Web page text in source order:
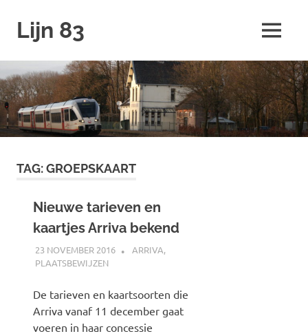
naar
inhoud
Lijn 83 MENU
TAG:GROEPSKAART
Nieuwe tarieven en
kaartjes Arriva bekend
23 NOVEMBER 2016 JOHAN
ARRIVA,
PLAATSBEWIJZEN
De tarieven en kaartsoorten die
Arriva vanaf 11 december gaat
voeren in haar concessie